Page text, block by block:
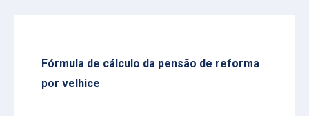
Fórmula de cálculo da pensão de reforma
por velhice